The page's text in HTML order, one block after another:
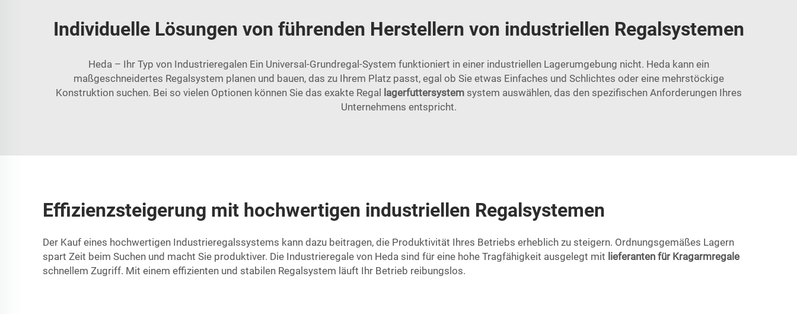
Individuelle Lösungen von führenden Herstellern von industriellen Regalsystemen
Heda – Ihr Typ von Industrieregalen Ein Universal-Grundregal-System funktioniert in einer industriellen Lagerumgebung nicht. Heda kann ein
maßgeschneidertes Regalsystem planen und bauen, das zu Ihrem Platz passt, egal ob Sie etwas Einfaches und Schlichtes oder eine mehrstöckige
Konstruktion suchen. Bei so vielen Optionen können Sie das exakte Regal lagerfuttersystem system auswählen, das den spezifischen Anforderungen Ihres
Unternehmens entspricht.
Effizienzsteigerung mit hochwertigen industriellen Regalsystemen
Der Kauf eines hochwertigen Industrieregalssystems kann dazu beitragen, die Produktivität Ihres Betriebs erheblich zu steigern. Ordnungsgemäßes Lagern
spart Zeit beim Suchen und macht Sie produktiver. Die Industrieregale von Heda sind für eine hohe Tragfähigkeit ausgelegt mit lieferanten für Kragarmregale
schnellem Zugriff. Mit einem effizienten und stabilen Regalsystem läuft Ihr Betrieb reibungslos.